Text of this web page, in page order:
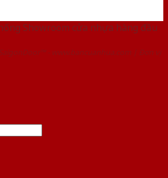
Showroom cửa nhựa hàng đầu
- www.bancuanhua.com | Đơn vị